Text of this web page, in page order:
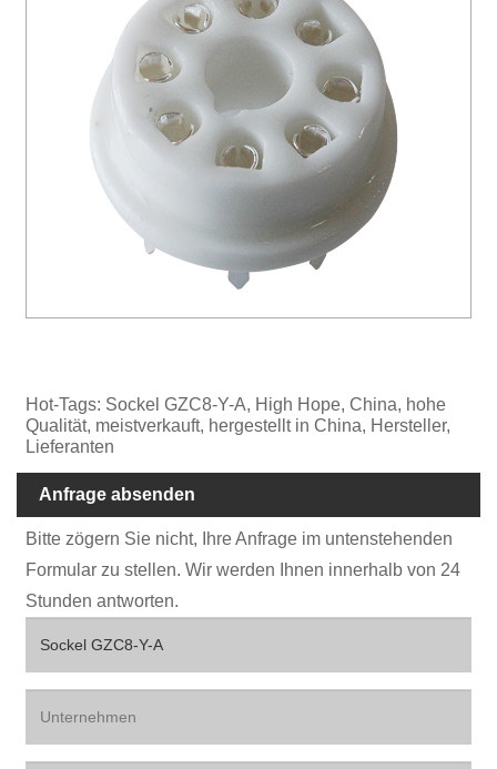
Hot-Tags: Sockel GZC8-Y-A, High Hope, China, hohe
Qualität, meistverkauft, hergestellt in China, Hersteller,
Lieferanten
Anfrage absenden
Bitte zögern Sie nicht, Ihre Anfrage im untenstehenden
Formular zu stellen. Wir werden Ihnen innerhalb von 24
Stunden antworten.